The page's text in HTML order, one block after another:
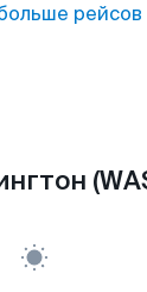
рейсов